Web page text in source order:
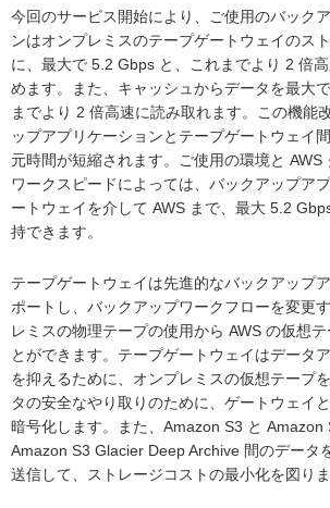
今回のサービス開始により、ご使用のバック
ンはオンプレミスのテープゲートウェイのス
に、最大で 5.2 Gbps と、これまでより 2 倍
めます。また、キャッシュからデータを最大
までより 2 倍高速に読み取れます。この機能
ップアプリケーションとテープゲートウェイ
元時間が短縮されます。ご使用の環境と AWS
ワークスピードによっては、バックアップア
ートウェイを介して AWS まで、最大 5.2
持できます。
テープゲートウェイは先進的なバックアップ
ポートし、バックアップワークフローを変更
レミスの物理テープの使用から AWS の仮想
とができます。テープゲートウェイはデータ
を抑えるために、オンプレミスの仮想テープ
タの安全なやり取りのために、ゲートウェイ
暗号化します。また、Amazon S3 と Amazon
Amazon S3 Glacier Deep Archive 間のデータ
送信して、ストレージコストの最小化を図り